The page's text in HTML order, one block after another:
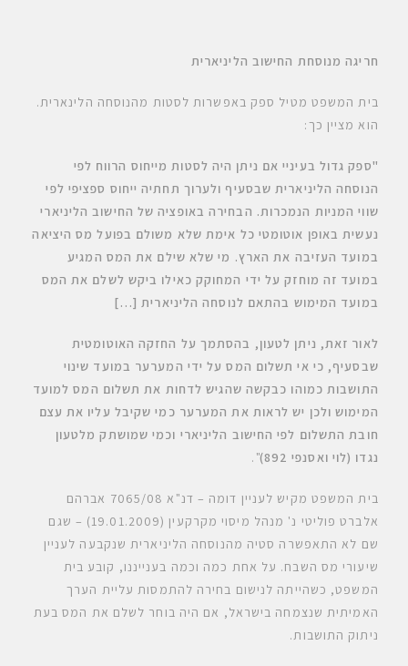
חריגה מנוסחת החישוב הליניארית
בית המשפט מטיל ספק באפשרות לסטות מהנוסחה הלינארית.
הוא מציין כך:
"ספק גדול בעיניי אם ניתן היה לסטות מייחוס הרווח לפי
הנוסחה הליניארית שבסעיף ולערוך תחתיה ייחוס ספציפי לפי
שווי המניות הנמכרות. הבחירה באופציה של החישוב הליניארי
נעשית באופן אוטומטי כל אימת שלא משולם בפועל מס היציאה
במועד העזיבה את הארץ. מי שלא שילם את המס המגיע
במועד זה מוחזק על ידי המחוקק כאילו ביקש לשלם את המס
במועד המימוש בהתאם לנוסחה הליניארית[…]
לאור זאת, ניתן לטעון, בהסתמך על החזקה האוטומטית
שבסעיף, כי אי תשלום המס על ידי המערער במועד שינוי
התושבות כמוהו כבקשה שהגיש לדחות את תשלום המס למועד
המימוש ולכן יש לראות את המערער כמי שקיבל עליו את עצם
חובת התשלום לפי החישוב הליניארי וכמי שמושתק מלטעון
נגדו (לוי ואסנפי 892)
".
בית המשפט מקיש לעניין דומה – דנ"א 7065/08 אברהם
אלברט פוליטי נ' מנהל מיסוי מקרקעין (19.01.2009) – שגם
שם לא התאפשרה סטיה מהנוסחה הליניארית שנקבעה לעניין
שיעורי מס השבח. על אחת כמה וכמה בענייננו, קובע בית
המשפט, כשהייתה לנישום בחירה להתמסות עליית הערך
האמיתית שנצמחה בישראל, אם היה בוחר לשלם את המס בעת
ניתוק התושבות.